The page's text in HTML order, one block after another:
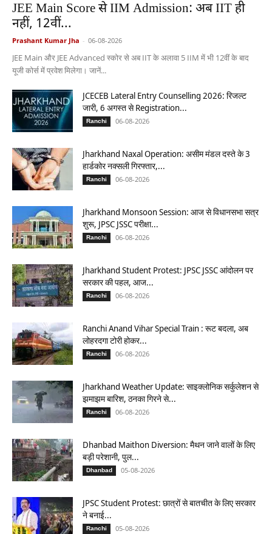
JEE Main Score से IIM Admission: अब IIT ही
नहीं, 12वीं...
Prashant Kumar Jha - 06-08-2026
JEE Main और JEE Advanced स्कोर से अब IIT के अलावा 5 IIM में भी 12वीं के बाद
यूजी कोर्स में प्रवेश मिलेगा। जानें...
JCECEB Lateral Entry Counselling 2026: रिजल्ट
जारी, 6 अगस्त से Registration...
Ranchi 06-08-2026
Jharkhand Naxal Operation: असीम मंडल दस्ते के 3
हार्डकोर नक्सली गिरफ्तार,...
Ranchi 06-08-2026
Jharkhand Monsoon Session: आज से विधानसभा सत्र
शुरू, JPSC JSSC परीक्षा...
Ranchi 06-08-2026
Jharkhand Student Protest: JPSC JSSC आंदोलन पर
सरकार की पहल, आज...
Ranchi 06-08-2026
Ranchi Anand Vihar Special Train : रूट बदला, अब
लोहरदगा टोरी होकर...
Ranchi 06-08-2026
Jharkhand Weather Update: साइक्लोनिक सर्कुलेशन से
झमाझम बारिश, ठनका गिरने से...
Ranchi 06-08-2026
Dhanbad Maithon Diversion: मैथन जाने वालों के लिए
बड़ी परेशानी, पुल...
Dhanbad 05-08-2026
JPSC Student Protest: छात्रों से बातचीत के लिए सरकार
ने बनाई...
Ranchi 05-08-2026